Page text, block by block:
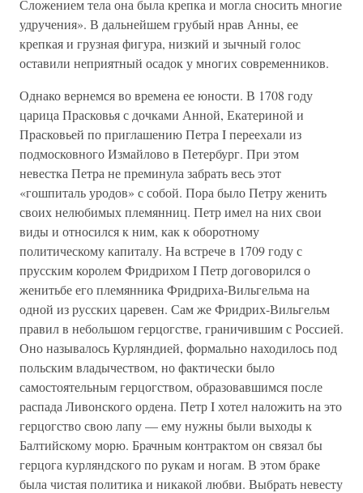
Сложением тела она была крепка и могла сносить многие
удручения». В дальнейшем грубый нрав Анны, ее
крепкая и грузная фигура, низкий и зычный голос
оставили неприятный осадок у многих современников.
Однако вернемся во времена ее юности. В 1708 году
царица Прасковья с дочками Анной, Екатериной и
Прасковьей по приглашению Петра I переехали из
подмосковного Измайлово в Петербург. При этом
невестка Петра не преминула забрать весь этот
«гошпиталь уродов» с собой. Пора было Петру женить
своих нелюбимых племянниц. Петр имел на них свои
виды и относился к ним, как к оборотному
политическому капиталу. На встрече в 1709 году с
прусским королем Фридрихом I Петр договорился о
женитьбе его племянника Фридриха-Вильгельма на
одной из русских царевен. Сам же Фридрих-Вильгельм
правил в небольшом герцогстве, граничившим с Россией.
Оно называлось Курляндией, формально находилось под
польским владычеством, но фактически было
самостоятельным герцогством, образовавшимся после
распада Ливонского ордена. Петр I хотел наложить на это
герцогство свою лапу — ему нужны были выходы к
Балтийскому морю. Брачным контрактом он связал бы
герцога курляндского по рукам и ногам. В этом браке
была чистая политика и никакой любви. Выбрать невесту